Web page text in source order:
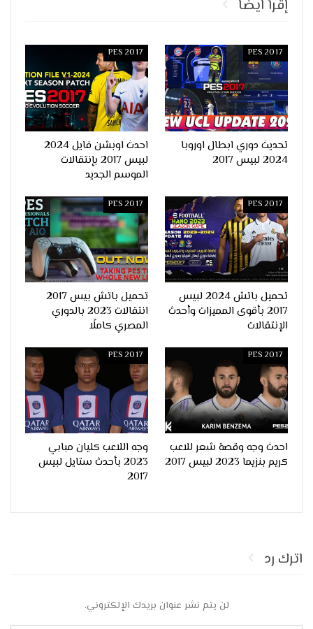
إقرأ ايضا
PES 2017
تحديث دوري ابطال اوروبا
2024 لبيس 2017
PES 2017
احدث اوبشن فايل 2024
لبيس 2017 بإنتقالات
الموسم الجديد
PES 2017
تحميل باتش 2024 لبيس
2017 بأقوى المميزات وأحدث
الإنتقالات
PES 2017
تحميل باتش بيس 2017
انتقالات 2023 بالدوري
المصري كاملًا
PES 2017
احدث وجه وقصة شعر للاعب
كريم بنزيما 2023 لبيس 2017
PES 2017
وجه اللاعب كليان مبابي
2023 بأحدث ستايل لبيس
2017
اترك رد
لن يتم نشر عنوان بريدك الإلكتروني.